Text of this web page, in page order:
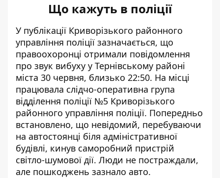
Що кажуть в поліції
У публікації Криворізького районного
управління поліції зазначається, що
правоохоронці отримали повідомлення
про звук вибуху у Тернівському районі
міста 30 червня, близько 22:50. На місці
працювала слідчо-оперативна група
відділення поліції №5 Криворізького
районного управління поліції. Попередньо
встановлено, що невідомий, перебуваючи
на автостоянці біля адміністративної
будівлі, кинув саморобний пристрій
світло-шумової дії. Люди не постраждали,
але пошкоджень зазнало авто.